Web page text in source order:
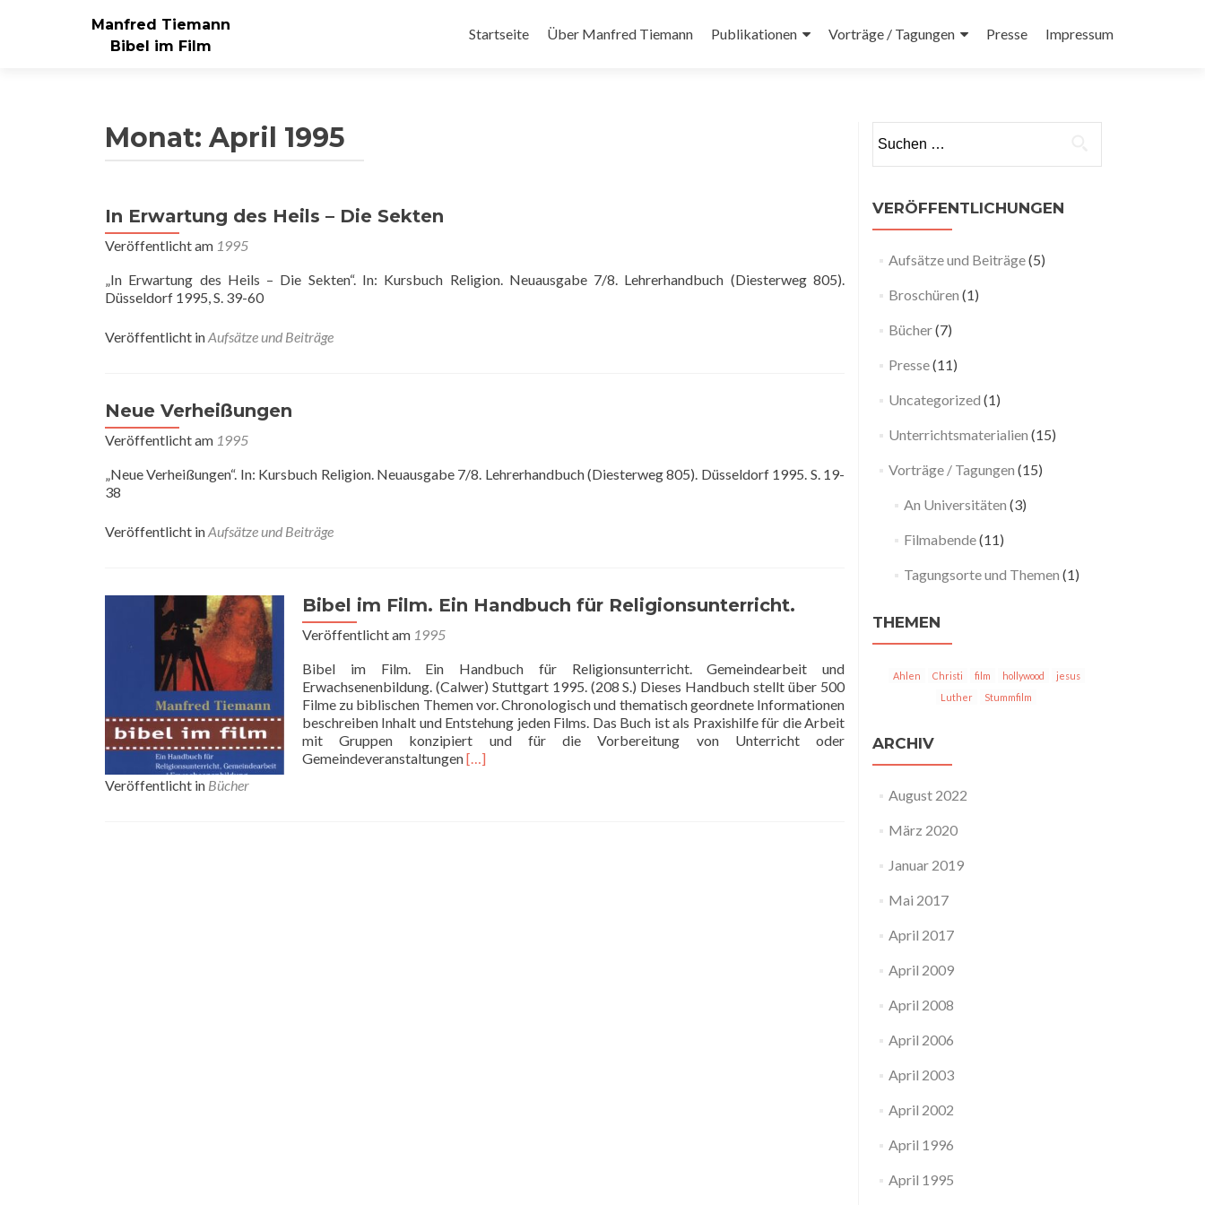
Manfred Tiemann
Bibel im Film
Startseite
Über Manfred Tiemann Publikationen Vorträge / Tagungen Presse Impressum
Monat: April 1995
In Erwartung des Heils – Die Sekten
Veröffentlicht am 1995
„In Erwartung des Heils – Die Sekten“. In: Kursbuch Religion. Neuausgabe 7/8. Lehrerhandbuch (Diesterweg 805).
Düsseldorf 1995, S. 39-60
Veröffentlicht inAufsätze und Beiträge
Neue Verheißungen
Veröffentlicht am 1995
„Neue Verheißungen“. In: Kursbuch Religion. Neuausgabe 7/8. Lehrerhandbuch (Diesterweg 805). Düsseldorf 1995. S. 19-
38
Veröffentlicht inAufsätze und Beiträge
Bibel im Film. Ein Handbuch für Religionsunterricht.
Veröffentlicht am 1995
Bibel im Film. Ein Handbuch für Religionsunterricht. Gemeindearbeit und
Erwachsenenbildung. (Calwer) Stuttgart 1995. (208 S.) Dieses Handbuch stellt über 500
Filme zu biblischen Themen vor. Chronologisch und thematisch geordnete Informationen
beschreiben Inhalt und Entstehung jeden Films. Das Buch ist als Praxishilfe für die Arbeit
mit Gruppen konzipiert und für die Vorbereitung von Unterricht oder
GemeindeveranstaltungenRead
[…]
Veröffentlicht in Bücher
VERÖFFENTLICHUNGEN
Aufsätze und Beiträge(5)
Broschüren (1)
Bücher(7)
Presse(11)
Uncategorized (1)
Unterrichtsmaterialien (15)
Vorträge / Tagungen (15)
An Universitäten (3)
Filmabende(11)
Tagungsorte und Themen (1)
THEMEN
Ahlen Christi film hollywood
jesus
Luther
Stummfilm
ARCHIV
August 2022
März 2020
Januar 2019
Mai 2017
April 2017
April 2009
April 2008
April 2006
April 2003
April 2002
April 1996
April 1995